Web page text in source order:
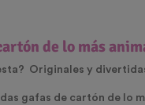
de lo más
Originales y
gafas de cartón de lo